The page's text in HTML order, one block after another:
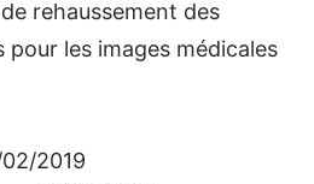
rehaussement des
pour les images médicales
2019